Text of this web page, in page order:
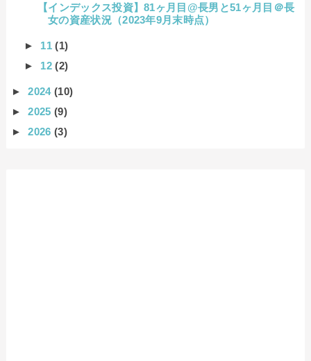
【インデックス投資】81ヶ月目@長男と51ヶ月目＠長
女の資産状況（2023年9月末時点）
► 11(1)
► 12(2)
►2024(10)
►2025(9)
►2026(3)